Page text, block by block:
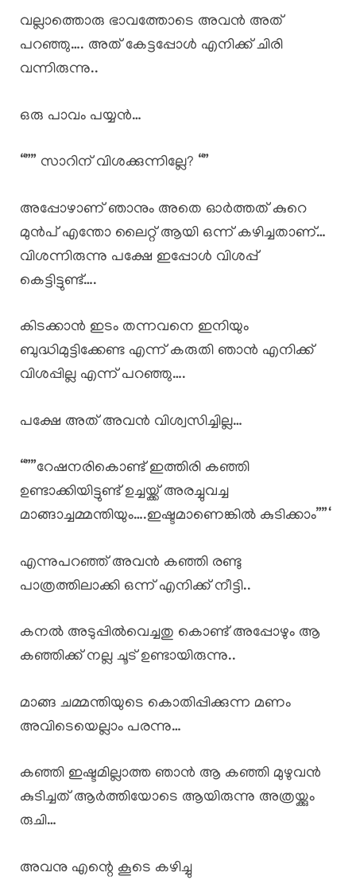
വല്ലാത്തൊരു ഭാവത്തോടെ അവൻ അത്
പറഞ്ഞു…. അത് കേട്ടപ്പോൾ എനിക്ക് ചിരി
വന്നിരുന്നു..
ഒരു പാവം പയ്യൻ…
“”” സാറിന് വിശക്കുന്നില്ലേ? “”
അപ്പോഴാണ് ഞാനും അതെ ഓർത്തത് കുറെ
മുൻപ് എന്തോ ലൈറ്റ് ആയി ഒന്ന് കഴിച്ചതാണ്…
വിശന്നിരുന്നു പക്ഷേ ഇപ്പോൾ വിശപ്പ്
കെട്ടിട്ടുണ്ട്….
കിടക്കാൻ ഇടം തന്നവനെ ഇനിയും
ബുദ്ധിമുട്ടിക്കേണ്ട എന്ന് കരുതി ഞാൻ എനിക്ക്
വിശപ്പില്ല എന്ന് പറഞ്ഞു….
പക്ഷേ അത് അവൻ വിശ്വസിച്ചില്ല…
“””റേഷനരികൊണ്ട് ഇത്തിരി കഞ്ഞി
ഉണ്ടാക്കിയിട്ടുണ്ട് ഉച്ചയ്ക്ക് അരച്ചുവച്ച
മാങ്ങാച്ചമ്മന്തിയും….ഇഷ്ടമാണെങ്കിൽ കുടിക്കാം””‘
എന്നുപറഞ്ഞ് അവൻ കഞ്ഞി രണ്ടു
പാത്രത്തിലാക്കി ഒന്ന് എനിക്ക് നീട്ടി..
കനൽ അടുപ്പിൽവെച്ചതു കൊണ്ട് അപ്പോഴും ആ
കഞ്ഞിക്ക് നല്ല ചൂട് ഉണ്ടായിരുന്നു..
മാങ്ങ ചമ്മന്തിയുടെ കൊതിപ്പിക്കുന്ന മണം
അവിടെയെല്ലാം പരന്നു…
കഞ്ഞി ഇഷ്ടമില്ലാത്ത ഞാൻ ആ കഞ്ഞി മുഴുവൻ
കുടിച്ചത് ആർത്തിയോടെ ആയിരുന്നു അത്രയ്ക്കും
രുചി…
അവനു എന്റെ കൂടെ കഴിച്ചു